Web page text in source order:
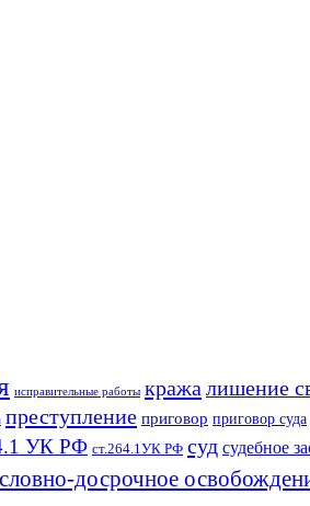
исправительные работы кражалишение
преступление приговор приговор суда
УК РФ ст.264.1УК РФ суд судебное
досрочное